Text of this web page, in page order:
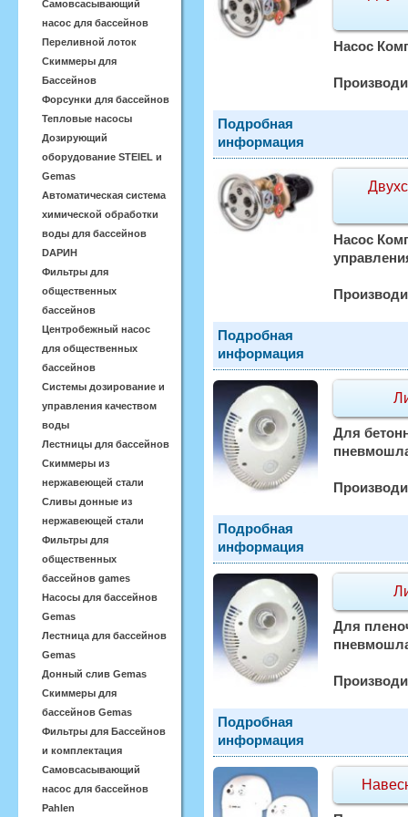
Самовсасывающий
насос для бассейнов
Переливной лоток
Скиммеры для
Бассейнов
Форсунки для бассейнов
Тепловые насосы
Дозирующий
оборудование STEIEL и
Gemas
Автоматическая система
химической обработки
воды для бассейнов
DАРИН
Фильтры для
общественных
бассейнов
Центробежный насос
для общественных
бассейнов
Системы дозирование и
управления качеством
воды
Лестницы для бассейнов
Скиммеры из
нержавеющей стали
Сливы донные из
нержавеющей стали
Фильтры для
общественных
бассейнов games
Насосы для бассейнов
Gemas
Лестница для бассейнов
Gemas
Донный слив Gemas
Скиммеры для
бассейнов Gemas
Фильтры для Бассейнов
и комплектация
Самовсасывающий
насос для бассейнов
Pahlen
Насос
Подробная
информация
Насос
Подробная
информация
Для
Подробная
информация
Для
Подробная
информация